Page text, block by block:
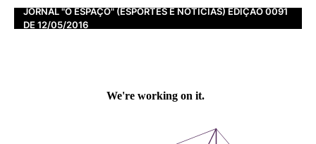
JORNAL "O ESPAÇO" (ESPORTES E NOTÍCIAS) EDIÇÃO 0091
DE 12/05/2016